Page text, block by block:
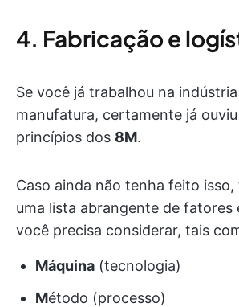
4. Fabricação e
Se você já trabalhou na
manufatura, certamente já
princípios dos 8M.
Caso ainda não tenha feito
uma lista abrangente de fatores
você precisa considerar, tais
Máquina (tecnologia)
Método (processo)